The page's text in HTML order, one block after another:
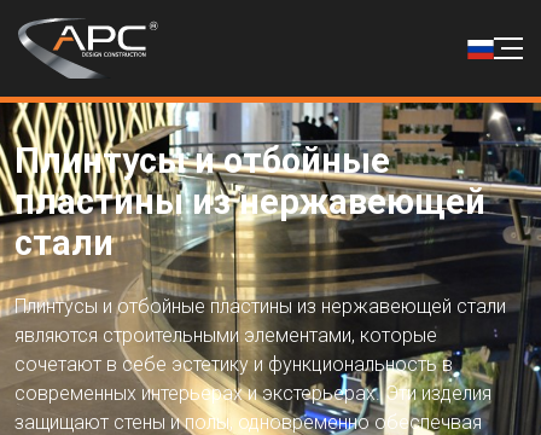
Плинтусы и отбойные
пластины из нержавеющей
стали
Плинтусы и отбойные пластины из нержавеющей стали
являются строительными элементами, которые
сочетают в себе эстетику и функциональность в
современных интерьерах и экстерьерах. Эти изделия
защищают стены и полы, одновременно обеспечвая